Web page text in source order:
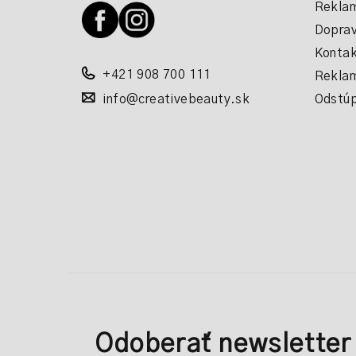
+421 908 700 111
info@creativebeauty.sk
Odoberať newsletter